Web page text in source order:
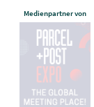
Medienpartner von